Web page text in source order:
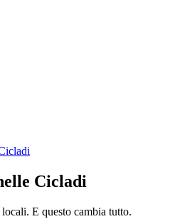
Cicladi
locali. E questo cambia tutto.